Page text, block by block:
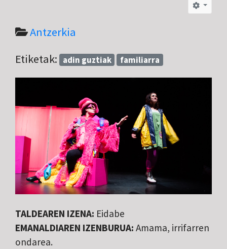
Antzerkia
Etiketak: adin guztiak familiarra
TALDEAREN IZENA: Eidabe
EMANALDIAREN IZENBURUA: Amama, irrifarren
ondarea.